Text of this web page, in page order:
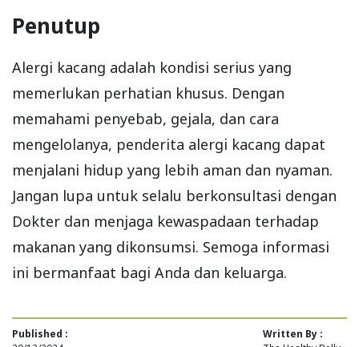
Penutup
Alergi kacang adalah kondisi serius yang
memerlukan perhatian khusus. Dengan
memahami penyebab, gejala, dan cara
mengelolanya, penderita alergi kacang dapat
menjalani hidup yang lebih aman dan nyaman.
Jangan lupa untuk selalu berkonsultasi dengan
Dokter dan menjaga kewaspadaan terhadap
makanan yang dikonsumsi. Semoga informasi
ini bermanfaat bagi Anda dan keluarga.
Published :
Written By :